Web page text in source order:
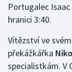
Parasport
Plavání
Plážový volejbal
Portugalec
hranici 3:40.
Vítězství ve
překážkářka
specialistkám. V